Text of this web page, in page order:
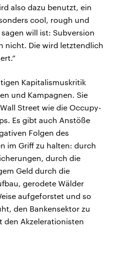
also dazu benutzt, ein
cool, rough und
will ist: Subversion
nicht. Die wird letztendlich
Kapitalismuskritik
und Kampagnen. Sie
Street wie die Occupy-
Es gibt auch Anstöße
Folgen des
im Griff zu halten: durch
durch die
Geld durch die
gerodete Wälder
aufgeforstet und so
den Bankensektor zu
den Akzelerationisten